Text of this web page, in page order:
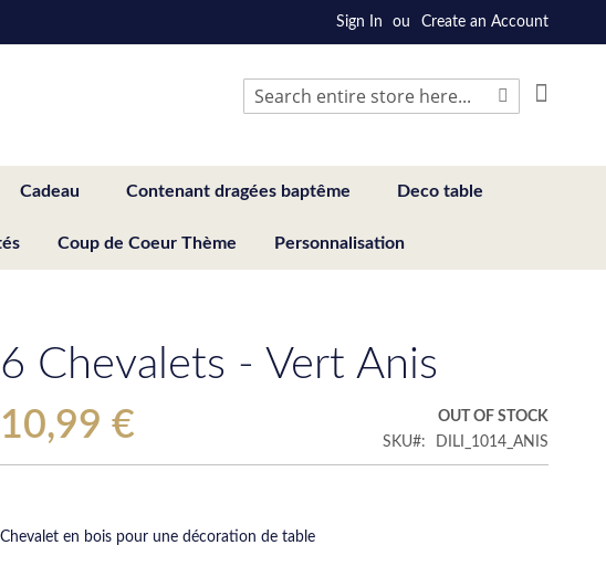
Sign In Create an Account
Search
Cadeau Contenant dragées baptême Deco table
Coup de Coeur Thème Personnalisation
6 Chevalets - Vert Anis
10,99 €
OUT OF STOCK
SKU
DILI_1014_ANIS
Chevalet en bois pour une décoration de table